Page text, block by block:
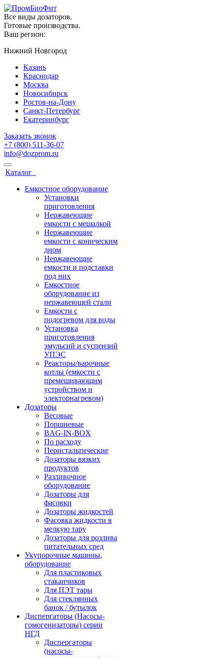
Все виды дозаторов.
Готовые производства.
Ваш регион:
Нижний Новгород
Казань
Краснодар
Москва
Новосибирск
Ростов-на-Дону
Санкт-Петербург
Екатеринбург
Заказать звонок
+7 (800) 511-36-07
info@dozprom.ru
Каталог
Емкостное оборудование
Установки
приготовления
Нержавеющие
емкости с мешалкой
Нержавеющие
емкости с коническим
дном
Нержавеющие
емкости и подставки
под них
Емкостное
оборудование из
нержавеющей стали
Емкости с
подогревом для воды
Установка
приготовления
эмульсий и суспензий
УПЭС
Реакторы/варочные
котлы (емкости с
премешивающим
устройством и
электорнагревом)
Дозаторы
Весовые
Поршневые
BAG-IN-BOX
По расходу
Перистальтические
Дозаторы вязких
продуктов
Разливочное
оборудование
Дозаторы для
фасовки
Дозаторы жидкостей
Фасовка жидкости в
мелкую тару
Дозаторы для розлива
питательных сред
Укупорочные машины,
оборудование
Для пластиковых
стаканчиков
Для ПЭТ тары
Для стеклянных
банок / бутылок
Диспергаторы (Насосы-
гомогенизаторы) серии
НГД
Диспергаторы
(насосы-